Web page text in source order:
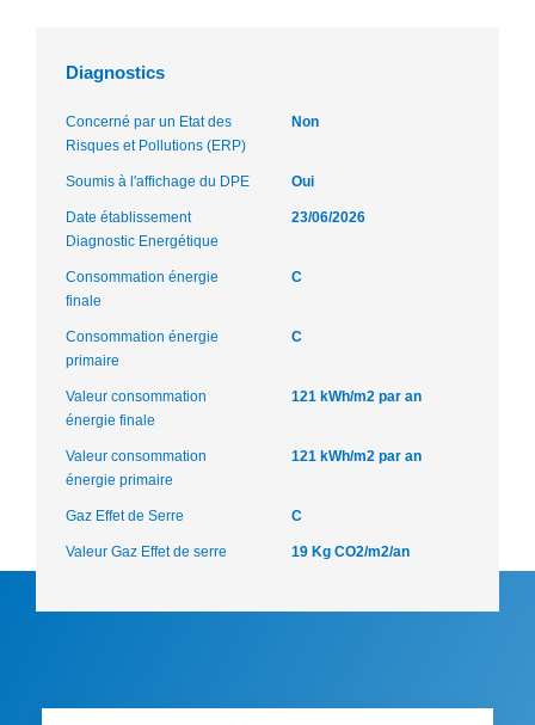
Diagnostics
Concerné par un Etat des
Risques et Pollutions (ERP)
Non
Soumis à l'affichage du DPE Oui
Date établissement
Diagnostic Energétique
23/06/2026
Consommation énergie
finale
C
Consommation énergie
primaire
C
Valeur consommation
énergie finale
121 kWh/m2 par an
Valeur consommation
énergie primaire
121 kWh/m2 par an
Gaz Effet de Serre C
Valeur Gaz Effet de serre 19 Kg CO2/m2/an